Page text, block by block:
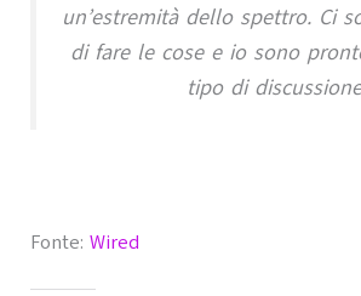
un’estremità dello spettro. Ci
di fare le cose e io sono
tipo di discussione
Fonte: Wired